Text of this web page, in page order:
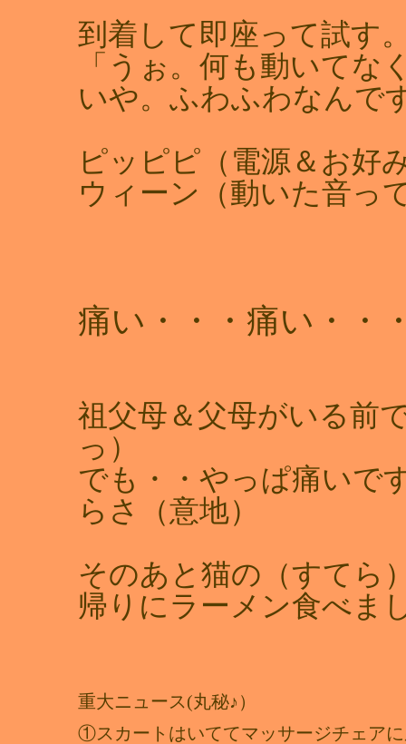
到着して即座って試す
「うぉ。何も動いてな
いや。ふわふわなんで
ピッピピ（電源＆お好
ウィーン（動いた音っ
痛い・・・痛い・・
祖父母＆父母がいる前
っ）
でも・・やっぱ痛いで
らさ（意地）
そのあと猫の（すてら
帰りにラーメン食べま
重大ニュース(丸秘♪）
①スカートはいててマッサージチェア